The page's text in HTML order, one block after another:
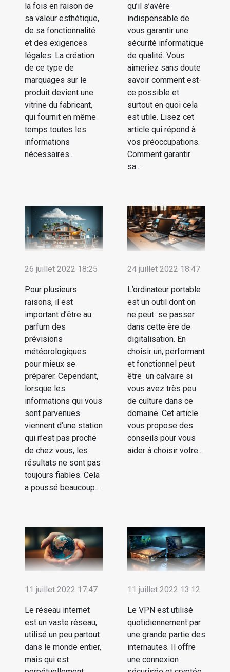
la fois en raison de
sa valeur esthétique,
de sa fonctionnalité
et des exigences
légales. La création
de ce type de
marquages ​​sur le
produit devient une
vitrine du fabricant,
qui fournit en même
temps toutes les
informations
nécessaires...
qu’il s’avère
indispensable de
vous garantir une
sécurité informatique
de qualité. Vous
aimeriez sans doute
savoir comment est-
ce possible et
surtout en quoi cela
est utile. Lisez cet
article qui répond à
vos préoccupations.
Comment garantir
sa...
26 juillet 2022 18:25
Pour plusieurs
raisons, il est
important d’être au
parfum des
prévisions
météorologiques
pour mieux se
préparer. Cependant,
lorsque les
informations qui vous
sont parvenues
viennent d’une station
qui n’est pas proche
de chez vous, les
résultats ne sont pas
toujours fiables. Cela
a poussé beaucoup...
24 juillet 2022 18:47
L’ordinateur portable
est un outil dont on
ne peut se passer
dans cette ère de
digitalisation. En
choisir un, performant
et fonctionnel peut
être un calvaire si
vous avez très peu
de culture dans ce
domaine. Cet article
vous propose des
conseils pour vous
aider à choisir votre...
11 juillet 2022 17:47
Le réseau internet
est un vaste réseau,
utilisé un peu partout
dans le monde entier,
mais qui est
11 juillet 2022 13:12
Le VPN est utilisé
quotidiennement par
une grande partie des
internautes. Il offre
une connexion